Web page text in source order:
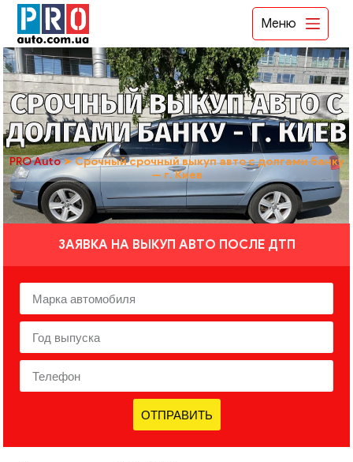
Меню
СРОЧНЫЙ ВЫКУП АВТО С
ДОЛГАМИ БАНКУ - Г. КИЕВ
PRO Auto➤Срочный срочный выкуп авто с долгами банку
— г. Киев
ЗАЯВКА НА ВЫКУП АВТО ПОСЛЕ ДТП
ОТПРАВИТЬ